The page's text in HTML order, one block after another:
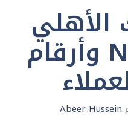
الأهلي
اليمني NBY وأرقام
Abeer Hussein